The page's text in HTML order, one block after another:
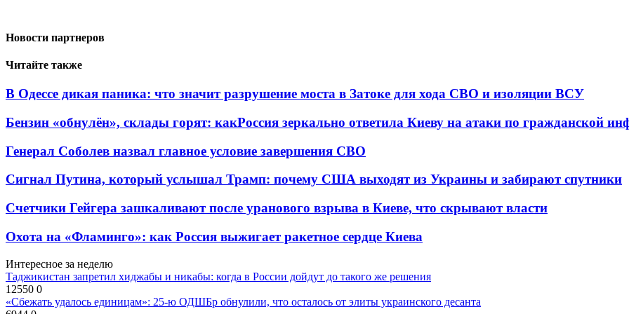
Новости партнеров
Читайте также
В Одессе дикая паника: что значит разрушение моста в Затоке для хода СВО и изоляции ВСУ
Бензин «обнулён», склады горят: какРоссия зеркально ответила Киеву на атаки по гражданской
Генерал Соболев назвал главное условие завершения СВО
Сигнал Путина, который услышал Трамп: почему США выходят из Украины и забирают спутники
Счетчики Гейгера зашкаливают после уранового взрыва в Киеве, что скрывают власти
Охота на «Фламинго»: как Россия выжигает ракетное сердце Киева
Интересное за неделю
Таджикистан запретил хиджабы и никабы: когда в России дойдут до такого же решения
12550 0
«Сбежать удалось единицам»: 25-ю ОДШБр обнулили, что осталось от элиты украинского десанта